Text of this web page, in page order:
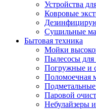
Устройства
Ковровые
Сушильные
Бытовая техника
Мойки
Пылесосы для
Погружные и
Поломоечная
Паровой
Небулайзеры